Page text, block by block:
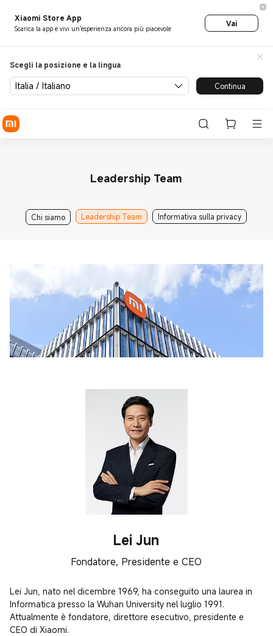
Xiaomi Store App
Scarica la app e vivi un'esperienza ancora più piacevole
Vai
Scegli la posizione e la lingua
Italia / Italiano Continua
Leadership Team
Chi siamo Leadership Team Informativa sulla privacy
Lei Jun
Fondatore, Presidente e CEO
Lei Jun, nato nel dicembre 1969, ha conseguito una laurea in
Informatica presso la Wuhan University nel luglio 1991.
Attualmente è fondatore, direttore esecutivo, presidente e
CEO di Xiaomi.